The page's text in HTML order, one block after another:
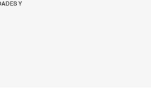
Y